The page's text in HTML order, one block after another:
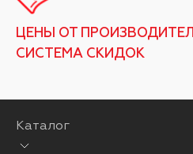
ЦЕНЫ ОТ
СИСТЕМА СКИДОК
Каталог